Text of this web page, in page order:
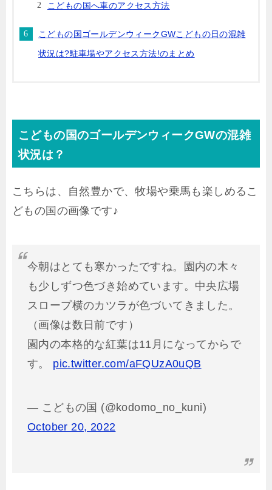
こどもの国へ車のアクセス方法
こどもの国ゴールデンウィークGWこどもの日の混雑
状況は?駐車場やアクセス方法!のまとめ
こどもの国のゴールデンウィークGWの混雑
状況は？
こちらは、自然豊かで、牧場や乗馬も楽しめるこ
どもの国の画像です♪
今朝はとても寒かったですね。園内の木々
も少しずつ色づき始めています。中央広場
スロープ横のカツラが色づいてきました。
（画像は数日前です）
園内の本格的な紅葉は11月になってからで
す。 pic.twitter.com/aFQUzA0uQB
— こどもの国 (@kodomo_no_kuni)
October 20, 2022